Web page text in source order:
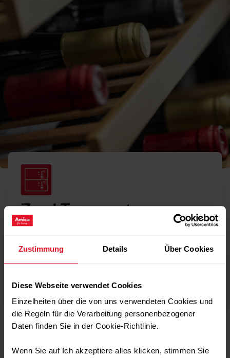
Zustimmung Details Über Cookies
Diese Webseite verwendet Cookies
Einzelheiten über die von uns verwendeten Cookies und
die Regeln für die Verarbeitung personenbezogener
Daten finden Sie in der Cookie-Richtlinie.
Wenn Sie auf Ich akzeptiere alles klicken, stimmen Sie
Zwei Temperaturzonen
Temperaturregelung im Bereich von +5 °C und +20 °C.
Dadurch kann sichergestellt werden, dass jede Art von
kann.